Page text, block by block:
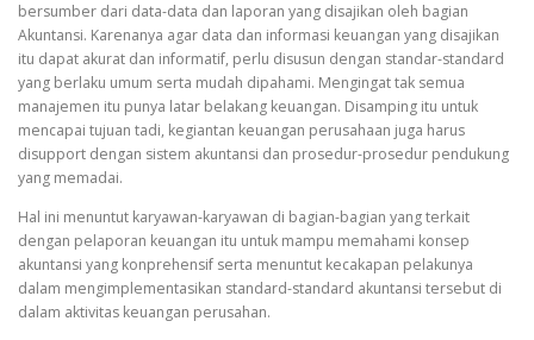
bersumber dari data-data dan laporan yang disajikan oleh bagian
Akuntansi. Karenanya agar data dan informasi keuangan yang disajikan
itu dapat akurat dan informatif, perlu disusun dengan standar-standard
yang berlaku umum serta mudah dipahami. Mengingat tak semua
manajemen itu punya latar belakang keuangan. Disamping itu untuk
mencapai tujuan tadi, kegiantan keuangan perusahaan juga harus
disupport dengan sistem akuntansi dan prosedur-prosedur pendukung
yang memadai.
Hal ini menuntut karyawan-karyawan di bagian-bagian yang terkait
dengan pelaporan keuangan itu untuk mampu memahami konsep
akuntansi yang konprehensif serta menuntut kecakapan pelakunya
dalam mengimplementasikan standard-standard akuntansi tersebut di
dalam aktivitas keuangan perusahan.